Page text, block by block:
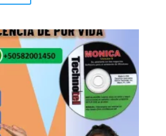
tiene
variantes.
Las
opciones
se
pueden
elegir
en